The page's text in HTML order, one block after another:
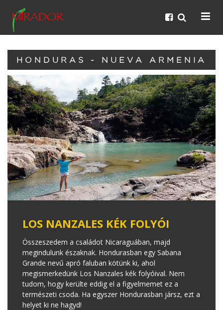
HONDURAS - NUEVA ARMENIA
LOS NANZALES KÉK FOLYÓI
Összeszedem a családot Nicaraguában, majd
megindulunk északnak. Hondurasban egy Sabana
Grande nevű apró faluban kötünk ki, ahol
megismerkedünk Los Nanzales kék folyóival. Nem
tudom, hogy kerülte eddig el a figyelmemet ez a
természeti csoda. Ha egyszer Hondurasban jársz, ezt a
helyet ki ne hagyd!